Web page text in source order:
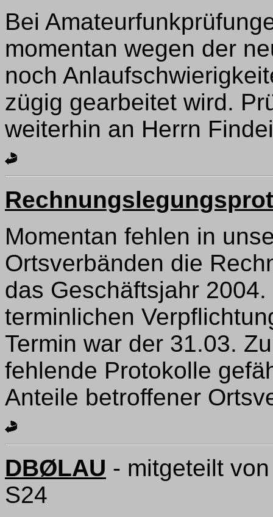
Bei
momentan wegen der
noch
zügig gearbeitet wird.
weiterhin an Herrn
Momentan fehlen in
Ortsverbänden die
das Geschäftsjahr
terminlichen
Termin war der 31.03.
fehlende Protokolle
Anteile betroffener
DBØLAU - mitgeteilt
S24